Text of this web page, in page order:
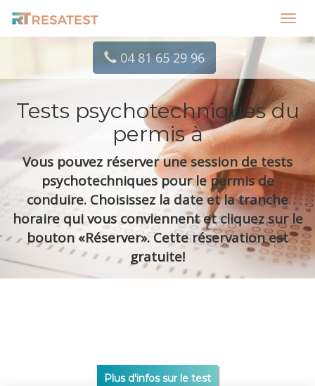
04 81 65 29 96
Tests psychotechniques du
permis à
Vous pouvez réserver une session de tests
psychotechniques pour le permis de
conduire. Choisissez la date et la tranche
horaire qui vous conviennent et cliquez sur le
bouton «Réserver». Cette réservation est
gratuite!
Plus d'infos sur le test